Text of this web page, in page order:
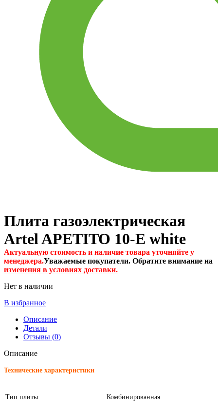
Плита газоэлектрическая
Artel APETITO 10-E white
Актуальную стоимость и наличие товара уточняйте у
менеджера.Уважаемые покупатели. Обратите внимание на
изменения в условиях доставки.
Нет в наличии
В избранное
Описание
Детали
Отзывы (0)
Описание
Технические характеристики
Тип плиты: Комбинированная